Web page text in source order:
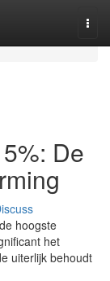
De
hoogste
het
uiterlijk behoudt